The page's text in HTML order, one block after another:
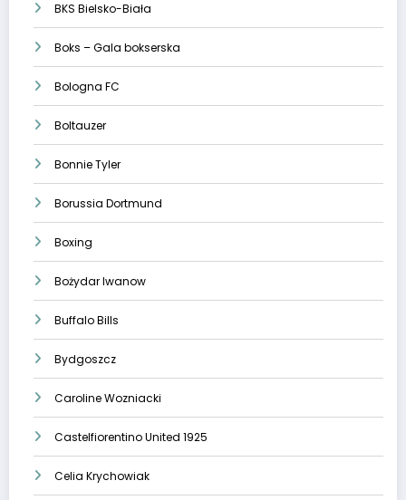
BKS Bielsko-Biała
Boks – Gala bokserska
Bologna FC
Boltauzer
Bonnie Tyler
Borussia Dortmund
Boxing
Bożydar Iwanow
Buffalo Bills
Bydgoszcz
Caroline Wozniacki
Castelfiorentino United 1925
Celia Krychowiak